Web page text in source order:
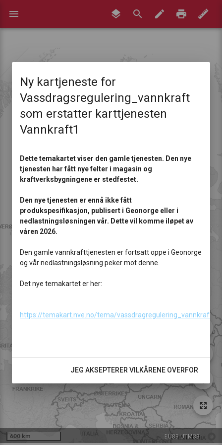
Ny kartjeneste for
Vassdragsregulering_vannkraft
som erstatter karttjenesten
Vannkraft1
Dette temakartet viser den gamle tjenesten. Den nye
tjenesten har fått nye felter i magasin og
kraftverksbygningene er stedfestet.
Den nye tjenesten er ennå ikke fått
produkspesifikasjon, publisert i Geonorge eller i
nedlastningsløsningen vår. Dette vil komme iløpet av
våren 2026.
Den gamle vannkrafttjenesten er fortsatt oppe i Geonorge
og vår nedlastningsløsning peker mot denne.
Det nye temakartet er her:
https://temakart.nve.no/tema/vassdragregulering_vannkraft
JEG AKSEPTERER VILKÅRENE OVERFOR
menu
600 km EU89 UTM33